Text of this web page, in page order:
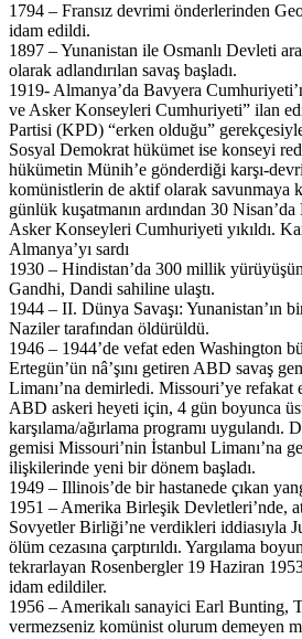
1794 – Fransız devrimi önderlerinden
idam edildi.
1897 – Yunanistan ile Osmanlı Devleti
olarak adlandırılan savaş başladı.
1919- Almanya’da Bavyera
ve Asker Konseyleri Cumhuriyeti” ilan
Partisi (KPD) “erken olduğu”
Sosyal Demokrat hükümet ise konseyi
hükümetin Münih’e gönderdiği karşı-
komünistlerin de aktif olarak savunmaya
günlük kuşatmanın ardından 30
Asker Konseyleri Cumhuriyeti yıkıldı.
Almanya’yı sardı
1930 – Hindistan’da 300 millik
Gandhi, Dandi sahiline ulaştı.
1944 – II. Dünya Savaşı: Yunanistan’ın
Naziler tarafından öldürüldü.
1946 – 1944’de vefat eden Washington
Ertegün’ün nâ’şını getiren ABD savaş
Limanı’na demirledi. Missouri’ye refakat
ABD askeri heyeti için, 4 gün boyunca
karşılama/ağırlama programı uygulandı.
gemisi Missouri’nin İstanbul Limanı’na
ilişkilerinde yeni bir dönem başladı.
1949 – Illinois’de bir hastanede çıkan
1951 – Amerika Birleşik Devletleri’nde,
Sovyetler Birliği’ne verdikleri iddiasıyla
ölüm cezasına çarptırıldı. Yargılama
tekrarlayan Rosenbergler 19 Haziran
idam edildiler.
1956 – Amerikalı sanayici Earl Bunting,
vermezseniz komünist olurum demeyen